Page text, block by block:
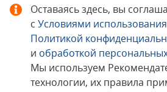
Оставаясь здесь, вы
с Условиями использования
Политикой
и обработкой
Мы используем
технологии, их правила
© 1998−2026
защищены.
Сообщить об